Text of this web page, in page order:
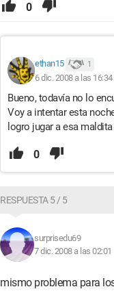
0
ethan15 1
6 dic. 2008 a las 16:34
Bueno, todavía no lo
Voy a intentar esta
logro jugar a esa
0
RESPUESTA 5 / 5
surprisedu69
7 dic. 2008 a las 02:01
mismo problema para